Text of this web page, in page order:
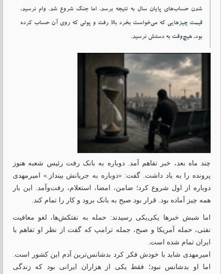
شدن حساب‌های پایان سال به نتیجه برسد. اما جنگ شروع شد. وام نرسید،
قیمت چیزهایی که می‌خواست بخرد بالا رفت و پولی که روی آن حساب کرده
بود، هیچ‌وقت به دستش نرسید.
چند ماه بعد، خبر تفاهم آمد. دوباره به بانک رفت رئیس شعبه هنوز
پرونده را به یاد داشت. گفت: «دوباره به جریانش بینداز.» امیرمهدی
دوباره از اول شروع کرد؛ ضامن، امضا، استعلام، رفت‌وآمد. این بار
همه چیز آماده بود. قرار بود صبح به بانک برود و کار را تمام کند.
اما شبش خبرها یکی‌یکی رسیدند: حمله به نفتکش‌ها، لغو معافیت
نفتی، حمله آمریکا و صبح، جمله ترامپ که گفت از نظر او تفاهم با
ایران تمام شده است.
امیرمهدی شاید با خودش فکر کرد بدشانس‌ترین آدم این کشور است.
اما او بدشانس نبود؛ فقط یکی از هزاران ایرانی بود که زندگی